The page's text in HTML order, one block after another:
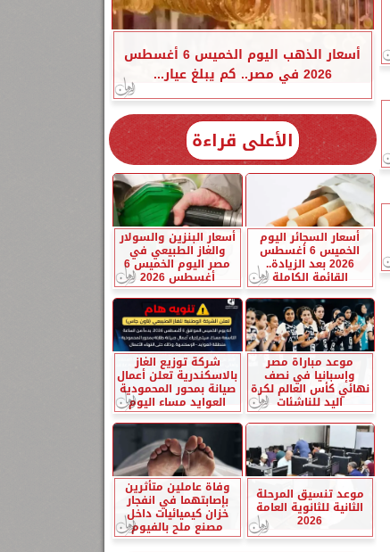
أسعار الذهب اليوم الخميس 6 أغسطس
2026 في مصر.. كم يبلغ عيار...
الأعلى قراءة
أسعار السجائر اليوم
الخميس 6 أغسطس
2026 بعد الزيادة..
القائمة الكاملة
أسعار البنزين والسولار
والغاز الطبيعي في
مصر اليوم الخميس 6
أغسطس 2026
موعد مباراة مصر
وإسبانيا في نصف
نهائي كأس العالم لكرة
اليد للناشئات
شركة توزيع الغاز
بالاسكندرية تعلن أعمال
صيانة بمحور المحمودية
العوايد مساء اليوم
موعد تنسيق المرحلة
الثانية للثانوية العامة
2026
وفاة عاملين متأثرين
بإصابتهما في انفجار
خزان كيميائيات داخل
مصنع ملح بالفيوم